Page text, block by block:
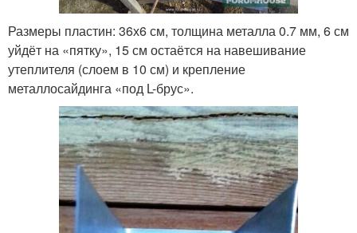
Размеры пластин: 36х6 см, толщина металла 0.7 мм, 6 см
уйдёт на «пятку», 15 см остаётся на навешивание
утеплителя (слоем в 10 см) и крепление
металлосайдинга «под L-брус».